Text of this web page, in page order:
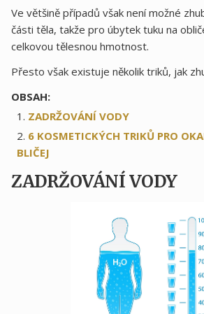
Ve většině případů však není možné
části těla, takže pro úbytek tuku na
celkovou tělesnou hmotnost.
Přesto však existuje několik triků, jak
OBSAH:
ZADRŽOVÁNÍ VODY
6 KOSMETICKÝCH TRIKŮ PRO
BLIČEJ
ZADRŽOVÁNÍ VODY